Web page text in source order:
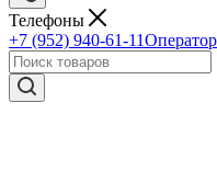
Телефоны
+7 (952) 940-61-11